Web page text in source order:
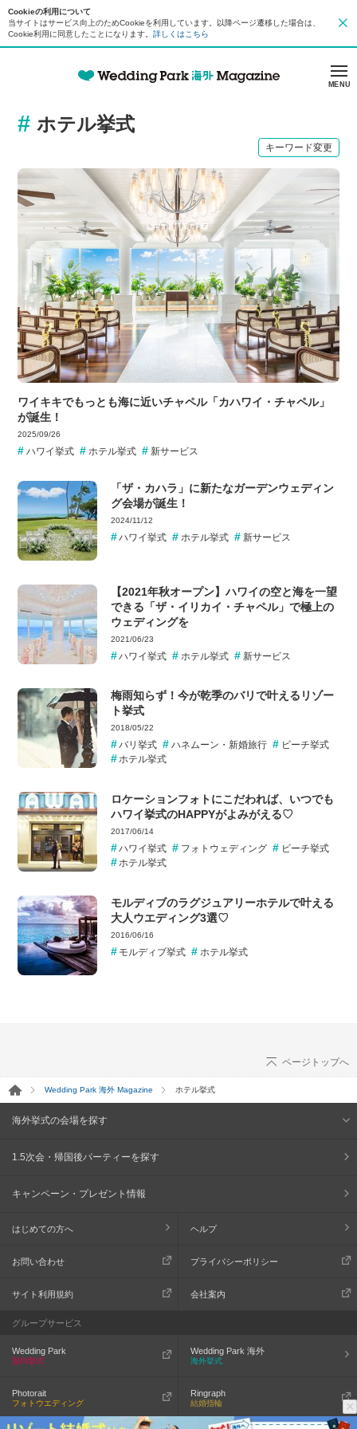
Cookieの利用について
当サイトはサービス向上のためCookieを利用しています。以降ページ遷移した場合は、
Cookie利用に同意したことになります。 詳しくはこちら
MENU
ホテル挙式
キーワード変更
ワイキキでもっとも海に近いチャペル「カハワイ・チャペル」
が誕生！
2025/09/26
ハワイ挙式 ホテル挙式 新サービス
「ザ・カハラ」に新たなガーデンウェディン
グ会場が誕生！
2024/11/12
ハワイ挙式 ホテル挙式 新サービス
【2021年秋オープン】ハワイの空と海を一望
できる「ザ・イリカイ・チャペル」で極上の
ウェディングを
2021/06/23
ハワイ挙式 ホテル挙式 新サービス
梅雨知らず！今が乾季のバリで叶えるリゾー
ト挙式
2018/05/22
バリ挙式 ハネムーン・新婚旅行
ビーチ挙式
ホテル挙式
ロケーションフォトにこだわれば、いつでも
ハワイ挙式のHAPPYがよみがえる♡
2017/06/14
ハワイ挙式 フォトウェディング
ビーチ挙式
ホテル挙式
モルディブのラグジュアリーホテルで叶える
大人ウエディング3選♡
2016/06/16
モルディブ挙式 ホテル挙式
ページトップへ
Wedding Park 海外 Magazine ホテル挙式
海外挙式の会場を探す
1.5次会・帰国後パーティーを探す
キャンペーン・プレゼント情報
はじめての方へ ヘルプ
お問い合わせ プライバシーポリシー
サイト利用規約 会社案内
グループサービス
Wedding Park
国内挙式
Wedding Park 海外
海外挙式
Photorait
フォトウエディング
Ringraph
結婚指輪